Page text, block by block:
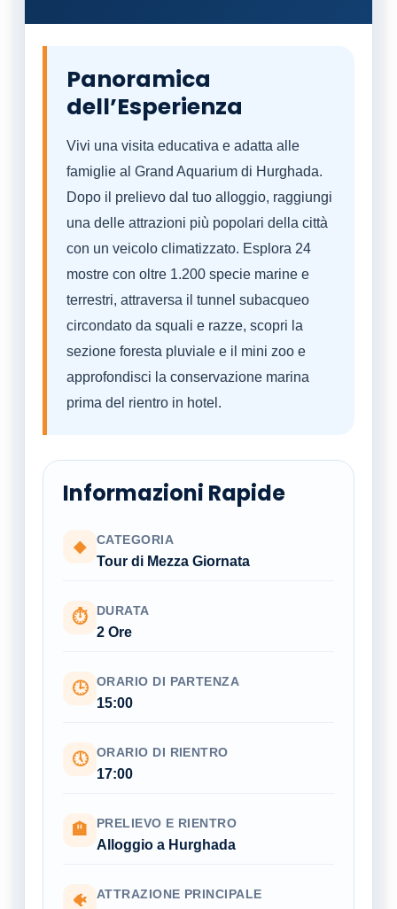
Panoramica
dell’Esperienza
Vivi una visita educativa e adatta alle
famiglie al Grand Aquarium di Hurghada.
Dopo il prelievo dal tuo alloggio, raggiungi
una delle attrazioni più popolari della città
con un veicolo climatizzato. Esplora 24
mostre con oltre 1.200 specie marine e
terrestri, attraversa il tunnel subacqueo
circondato da squali e razze, scopri la
sezione foresta pluviale e il mini zoo e
approfondisci la conservazione marina
prima del rientro in hotel.
Informazioni Rapide
◆ CATEGORIA
Tour di Mezza Giornata
⏱ DURATA
2 Ore
🕒 ORARIO DI PARTENZA
15:00
🕔 ORARIO DI RIENTRO
17:00
🏨 PRELIEVO E RIENTRO
Alloggio a Hurghada
🐠 ATTRAZIONE PRINCIPALE